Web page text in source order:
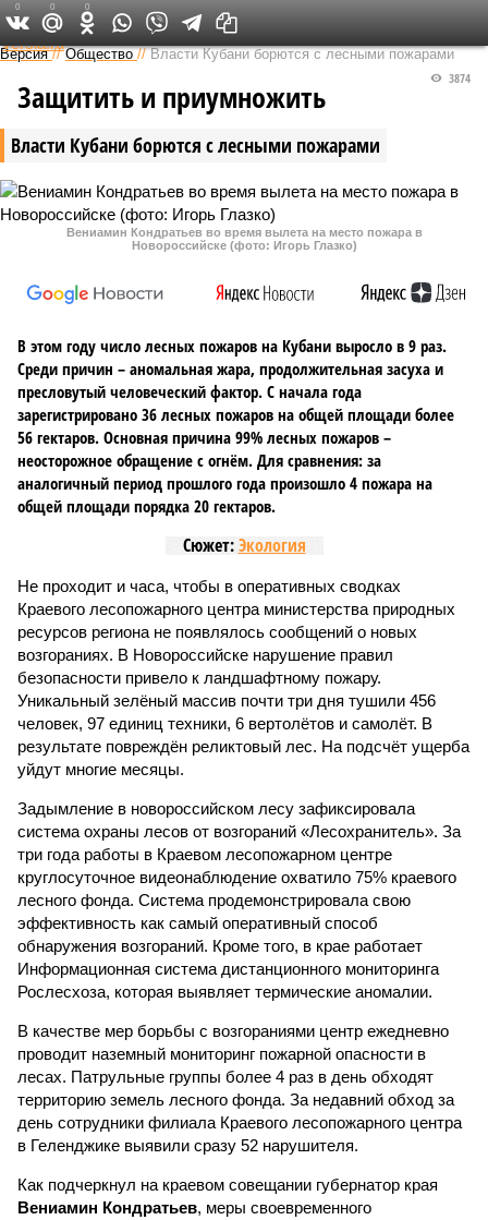
Федеральный выпуск
Версия //Общество //Власти Кубани борются с лесными пожарами
Власти Кубани борются с лесными пожарами
3874
Защитить и приумножить
Вениамин Кондратьев во время вылета на место пожара в
Новороссийске (фото: Игорь Глазко)
В этом году число лесных пожаров на Кубани выросло в 9 раз.
Среди причин – аномальная жара, продолжительная засуха и
пресловутый человеческий фактор. С начала года
зарегистрировано 36 лесных пожаров на общей площади более
56 гектаров. Основная причина 99% лесных пожаров –
неосторожное обращение с огнём. Для сравнения: за
аналогичный период прошлого года произошло 4 пожара на
общей площади порядка 20 гектаров.
Сюжет:Экология
Не проходит и часа, чтобы в оперативных сводках
Краевого лесопожарного центра министерства природных
ресурсов региона не появлялось сообщений о новых
возгораниях. В Новороссийске нарушение правил
безопасности привело к ландшафтному пожару.
Уникальный зелёный массив почти три дня тушили 456
человек, 97 единиц техники, 6 вертолётов и самолёт. В
результате повреждён реликтовый лес. На подсчёт ущерба
уйдут многие месяцы.
Задымление в новороссийском лесу зафиксировала
система охраны лесов от возгораний «Лесохранитель». За
три года работы в Краевом лесопожарном центре
круглосуточное видеонаблюдение охватило 75% краевого
лесного фонда. Система продемонстрировала свою
эффективность как самый оперативный способ
обнаружения возгораний. Кроме того, в крае работает
Информационная система дистанционного мониторинга
Рослесхоза, которая выявляет термические аномалии.
В качестве мер борьбы с возгораниями центр ежедневно
проводит наземный мониторинг пожарной опасности в
лесах. Патрульные группы более 4 раз в день обходят
территорию земель лесного фонда. За недавний обход за
день сотрудники филиала Краевого лесопожарного центра
в Геленджике выявили сразу 52 нарушителя.
Как подчеркнул на краевом совещании губернатор края
Вениамин Кондратьев, меры своевременного
0 0 0